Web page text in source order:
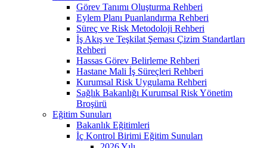
Görev Tanımı Oluşturma Rehberi
Eylem Planı Puanlandırma Rehberi
Süreç ve Risk Metodoloji Rehberi
İş Akış ve Teşkilat Şeması Çizim Standartları
Rehberi
Hassas Görev Belirleme Rehberi
Hastane Mali İş Süreçleri Rehberi
Kurumsal Risk Uygulama Rehberi
Sağlık Bakanlığı Kurumsal Risk Yönetim
Broşürü
Eğitim Sunuları
Bakanlık Eğitimleri
İç Kontrol Birimi Eğitim Sunuları